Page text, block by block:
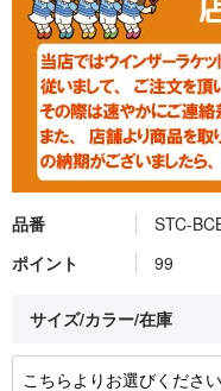
品番
STC-
ポイント
99
サイズ/カラー/在庫